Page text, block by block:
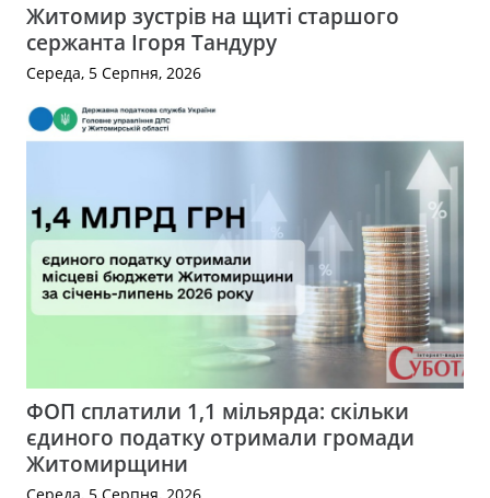
Житомир зустрів на щиті старшого
сержанта Ігоря Тандуру
Середа, 5 Серпня, 2026
ФОП сплатили 1,1 мільярда: скільки
єдиного податку отримали громади
Житомирщини